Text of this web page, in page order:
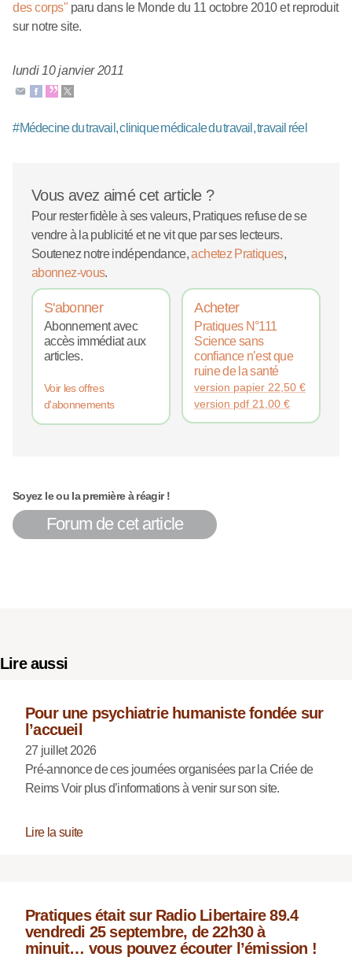
des corps" paru dans le Monde du 11 octobre 2010 et reproduit
sur notre site.
lundi 10 janvier 2011
#Médecine du travail, clinique médicale du travail, travail réel
Vous avez aimé cet article ?
Pour rester fidèle à ses valeurs, Pratiques refuse de se
vendre à la publicité et ne vit que par ses lecteurs.
Soutenez notre indépendance,achetez Pratiques,
abonnez-vous.
S'abonner
Abonnement avec
accès immédiat aux
articles.
Voir les offres
d'abonnements
Acheter
Pratiques N°111
Science sans
confiance n’est que
ruine de la santé
version papier 22,50€
version pdf 21,00€
Soyez le ou la première à réagir !
Forum de cet article
Lire aussi
Pour une psychiatrie humaniste fondée sur
l’accueil
27 juillet 2026
Pré-annonce de ces journées organisées par la Criée de
Reims Voir plus d’informations à venir sur son site.
Lire la suite
Pratiques était sur Radio Libertaire 89.4
vendredi 25 septembre, de 22h30 à
minuit… vous pouvez écouter l’émission !